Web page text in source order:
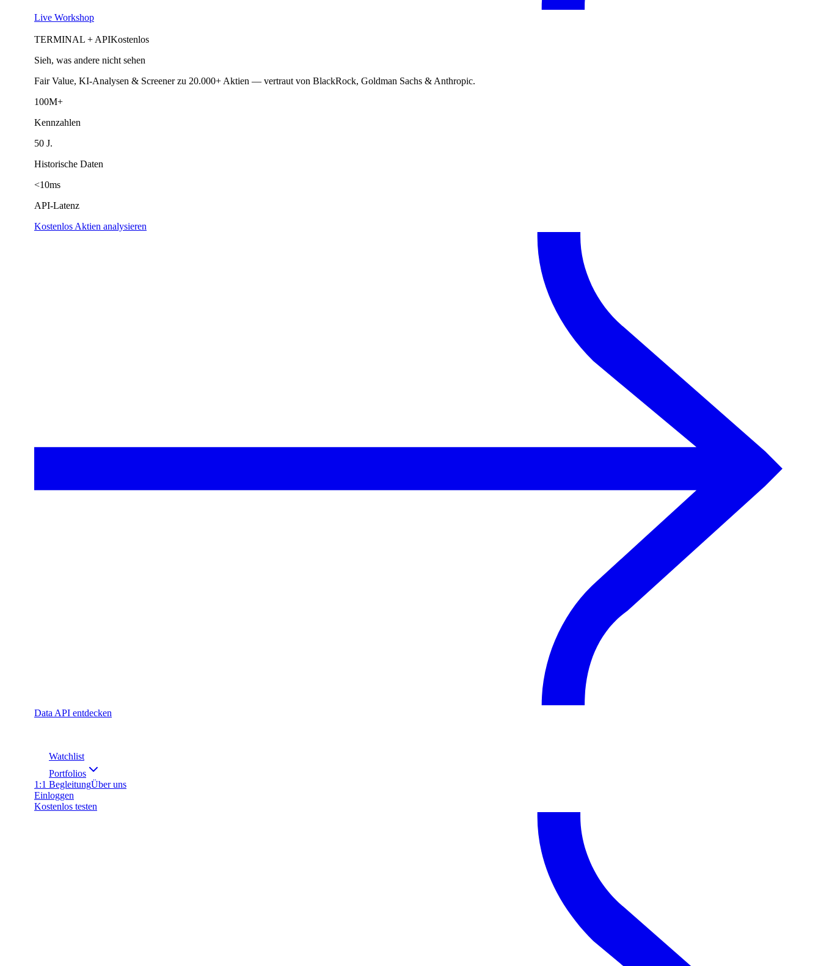
Live Workshop
TERMINAL + APIKostenlos
Sieh, was andere nicht sehen
Fair Value, KI-Analysen & Screener zu 20.000+ Aktien — vertraut von BlackRock, Goldman Sachs & Anthropic.
100M+
Kennzahlen
50 J.
Historische Daten
<10ms
API-Latenz
Kostenlos Aktien analysieren
Data API entdecken
Watchlist
Portfolios
1:1 BegleitungÜber uns
Einloggen
Kostenlos testen